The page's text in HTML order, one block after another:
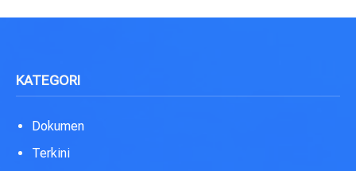
KATEGORI
Dokumen
Terkini